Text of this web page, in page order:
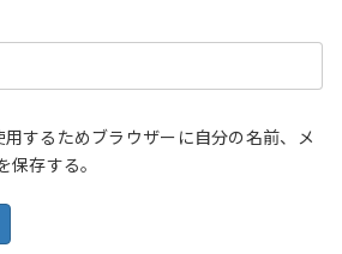
するためブラウザーに自分の名前、メ
保存する。